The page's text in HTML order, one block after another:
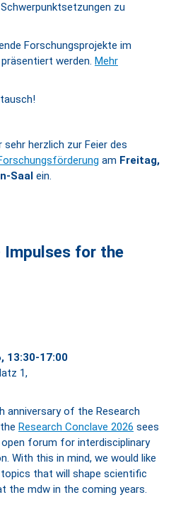
zu
Forschungsprojekte im
werden. Mehr
herzlich zur Feier des
am Freitag,
Saal ein.
Impulses for the
13:30-17:00
1,
anniversary of the Research
Research Conclave 2026 sees
forum for interdisciplinary
With this in mind, we would like
that will shape scientific
the mdw in the coming years.